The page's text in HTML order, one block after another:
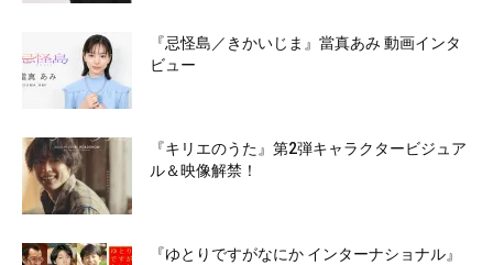
『忌怪島／きかいじま』當真あみ 動画インタ
ビュー
『キリエのうた』第2弾キャラクタービジュア
ル＆映像解禁！
『ゆとりですがなにか インターナショナル』